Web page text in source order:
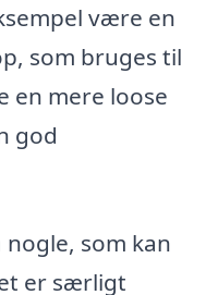
være en
som bruges til
en mere loose
god
som kan
er særligt